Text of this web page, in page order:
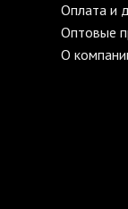
Оплата и
Оптовые
О